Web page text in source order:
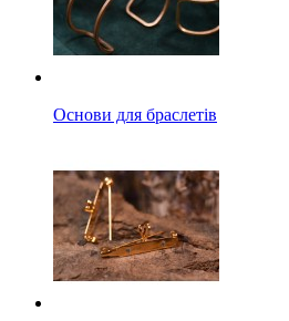
Основи для браслетів